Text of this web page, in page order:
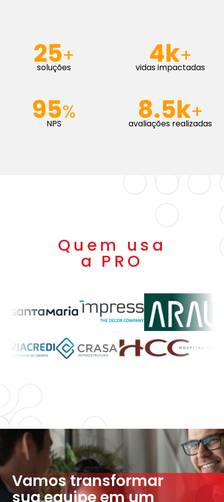
25+
soluções 4k+
vidas impactadas
95%
NPS 8.5k+
avaliações realizadas
Quem usa
a PRO
Vamos transformar
sua equipe em um